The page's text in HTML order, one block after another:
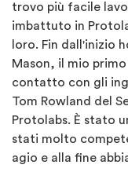
trovo più facile
imbattuto in
loro. Fin dall'inizio
Mason, il mio
contatto con gli
Tom Rowland del
Protolabs. È stato
stati molto
agio e alla fine